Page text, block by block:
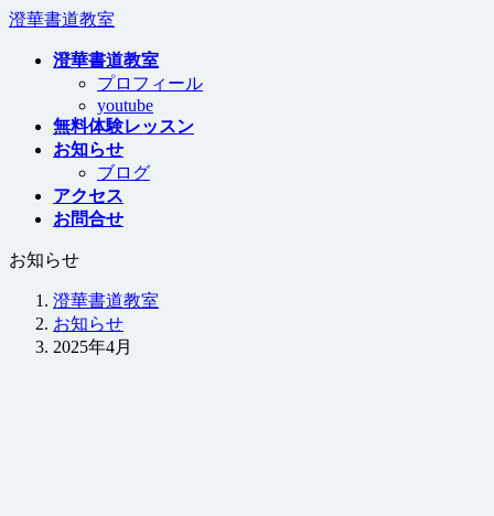
コ
ナ
澄華書道教室
澄華書道教室
プロフィール
youtube
無料体験レッスン
お知らせ
ブログ
アクセス
お問合せ
お知らせ
澄華書道教室
お知らせ
2025年4月